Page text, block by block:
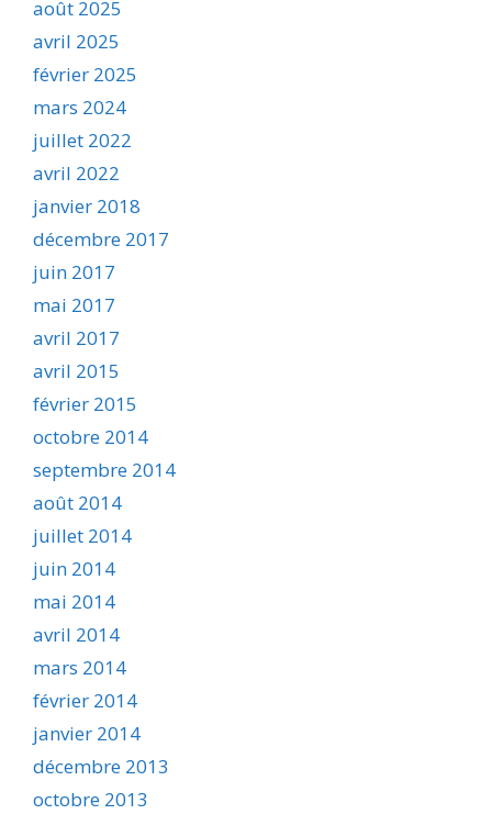
août 2025
avril 2025
février 2025
mars 2024
juillet 2022
avril 2022
janvier 2018
décembre 2017
juin 2017
mai 2017
avril 2017
avril 2015
février 2015
octobre 2014
septembre 2014
août 2014
juillet 2014
juin 2014
mai 2014
avril 2014
mars 2014
février 2014
janvier 2014
décembre 2013
octobre 2013